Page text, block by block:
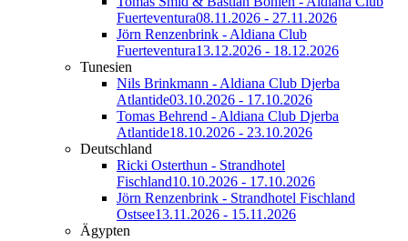
Fuerteventura08.11.2026 - 27.11.2026
Jörn Renzenbrink - Aldiana Club
Fuerteventura13.12.2026 - 18.12.2026
Tunesien
Nils Brinkmann - Aldiana Club Djerba
Atlantide03.10.2026 - 17.10.2026
Tomas Behrend - Aldiana Club Djerba
Atlantide18.10.2026 - 23.10.2026
Deutschland
Ricki Osterthun - Strandhotel
Fischland10.10.2026 - 17.10.2026
Jörn Renzenbrink - Strandhotel Fischland
Ostsee13.11.2026 - 15.11.2026
Ägypten